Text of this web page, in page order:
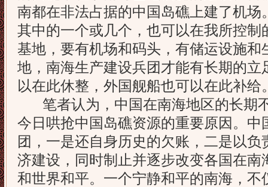
南都在非法占据的中国岛礁上建了机场
其中的一个或几个，也可以在我所控制
基地，要有机场和码头，有储运设施和
地，南海生产建设兵团才能有长期的立
以在此休整，外国舰船也可以在此补给
笔者认为，中国在南海地区的长期
今日哄抢中国岛礁资源的重要原因。中
团，一是还自身历史的欠账，二是以
济建设，同时制止并逐步改变各国在南
和世界和平。一个宁静和平的南海，不